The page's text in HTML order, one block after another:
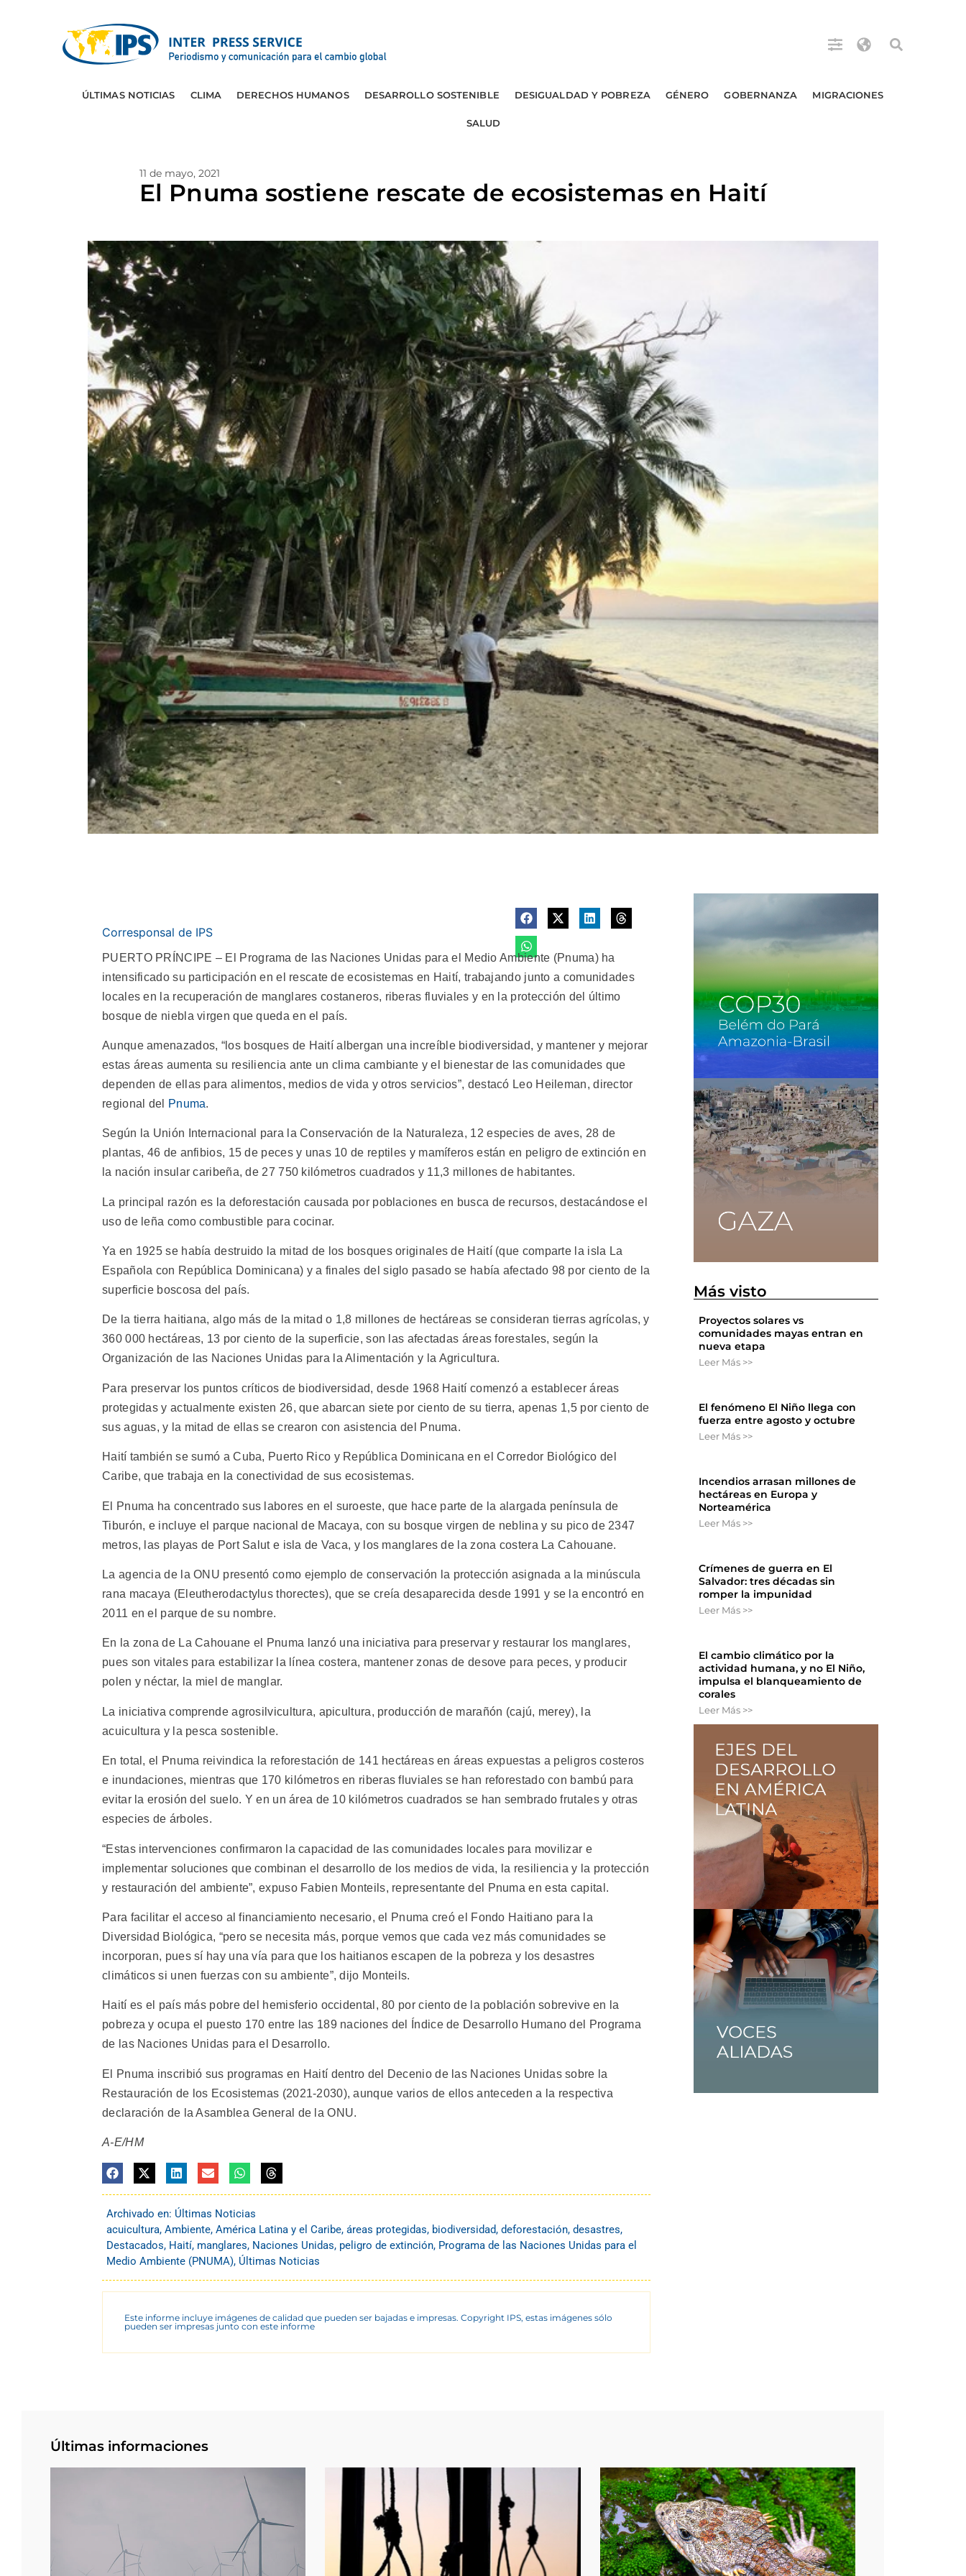
ÚLTIMAS NOTICIAS CLIMA DERECHOS HUMANOS DESARROLLO SOSTENIBLE DESIGUALDAD Y POBREZA GÉNERO GOBERNANZA MIGRACIONES
SALUD
11 de mayo, 2021
El Pnuma sostiene rescate de ecosistemas en Haití
Corresponsal de IPS
PUERTO PRÍNCIPE – El Programa de las Naciones Unidas para el Medio Ambiente (Pnuma) ha
intensificado su participación en el rescate de ecosistemas en Haití, trabajando junto a comunidades
locales en la recuperación de manglares costaneros, riberas fluviales y en la protección del último
bosque de niebla virgen que queda en el país.
Aunque amenazados, “los bosques de Haití albergan una increíble biodiversidad, y mantener y mejorar
estas áreas aumenta su resiliencia ante un clima cambiante y el bienestar de las comunidades que
dependen de ellas para alimentos, medios de vida y otros servicios”, destacó Leo Heileman, director
regional del
Pnuma.
Según la Unión Internacional para la Conservación de la Naturaleza, 12 especies de aves, 28 de
plantas, 46 de anfibios, 15 de peces y unas 10 de reptiles y mamíferos están en peligro de extinción en
la nación insular caribeña, de 27 750 kilómetros cuadrados y 11,3 millones de habitantes.
La principal razón es la deforestación causada por poblaciones en busca de recursos, destacándose el
uso de leña como combustible para cocinar.
Ya en 1925 se había destruido la mitad de los bosques originales de Haití (que comparte la isla La
Española con República Dominicana) y a finales del siglo pasado se había afectado 98 por ciento de la
superficie boscosa del país.
De la tierra haitiana, algo más de la mitad o 1,8 millones de hectáreas se consideran tierras agrícolas, y
360 000 hectáreas, 13 por ciento de la superficie, son las afectadas áreas forestales, según la
Organización de las Naciones Unidas para la Alimentación y la Agricultura.
Para preservar los puntos críticos de biodiversidad, desde 1968 Haití comenzó a establecer áreas
protegidas y actualmente existen 26, que abarcan siete por ciento de su tierra, apenas 1,5 por ciento de
sus aguas, y la mitad de ellas se crearon con asistencia del Pnuma.
Haití también se sumó a Cuba, Puerto Rico y República Dominicana en el Corredor Biológico del
Caribe, que trabaja en la conectividad de sus ecosistemas.
El Pnuma ha concentrado sus labores en el suroeste, que hace parte de la alargada península de
Tiburón, e incluye el parque nacional de Macaya, con su bosque virgen de neblina y su pico de 2347
metros, las playas de Port Salut e isla de Vaca, y los manglares de la zona costera La Cahouane.
La agencia de la ONU presentó como ejemplo de conservación la protección asignada a la minúscula
rana macaya (Eleutherodactylus thorectes), que se creía desaparecida desde 1991 y se la encontró en
2011 en el parque de su nombre.
En la zona de La Cahouane el Pnuma lanzó una iniciativa para preservar y restaurar los manglares,
pues son vitales para estabilizar la línea costera, mantener zonas de desove para peces, y producir
polen y néctar, la miel de manglar.
La iniciativa comprende agrosilvicultura, apicultura, producción de marañón (cajú, merey), la
acuicultura y la pesca sostenible.
En total, el Pnuma reivindica la reforestación de 141 hectáreas en áreas expuestas a peligros costeros
e inundaciones, mientras que 170 kilómetros en riberas fluviales se han reforestado con bambú para
evitar la erosión del suelo. Y en un área de 10 kilómetros cuadrados se han sembrado frutales y otras
especies de árboles.
“Estas intervenciones confirmaron la capacidad de las comunidades locales para movilizar e
implementar soluciones que combinan el desarrollo de los medios de vida, la resiliencia y la protección
y restauración del ambiente”, expuso Fabien Monteils, representante del Pnuma en esta capital.
Para facilitar el acceso al financiamiento necesario, el Pnuma creó el Fondo Haitiano para la
Diversidad Biológica, “pero se necesita más, porque vemos que cada vez más comunidades se
incorporan, pues sí hay una vía para que los haitianos escapen de la pobreza y los desastres
climáticos si unen fuerzas con su ambiente”, dijo Monteils.
Haití es el país más pobre del hemisferio occidental, 80 por ciento de la población sobrevive en la
pobreza y ocupa el puesto 170 entre las 189 naciones del Índice de Desarrollo Humano del Programa
de las Naciones Unidas para el Desarrollo.
El Pnuma inscribió sus programas en Haití dentro del Decenio de las Naciones Unidas sobre la
Restauración de los Ecosistemas (2021-2030), aunque varios de ellos anteceden a la respectiva
declaración de la Asamblea General de la ONU.
A-E/HM
Archivado en: Últimas Noticias
acuicultura, Ambiente, América Latina y el Caribe, áreas protegidas, biodiversidad, deforestación, desastres,
Destacados, Haití, manglares, Naciones Unidas, peligro de extinción, Programa de las Naciones Unidas para el
Medio Ambiente (PNUMA), Últimas Noticias
Este informe incluye imágenes de calidad que pueden ser bajadas e impresas. Copyright IPS, estas imágenes sólo
pueden ser impresas junto con este informe
Más visto
Proyectos solares vs
comunidades mayas entran en
nueva etapa
Leer Más >>
El fenómeno El Niño llega con
fuerza entre agosto y octubre
Leer Más >>
Incendios arrasan millones de
hectáreas en Europa y
Norteamérica
Leer Más >>
Crímenes de guerra en El
Salvador: tres décadas sin
romper la impunidad
Leer Más >>
El cambio climático por la
actividad humana, y no El Niño,
impulsa el blanqueamiento de
corales
Leer Más >>
Últimas informaciones